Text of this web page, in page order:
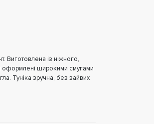
Виготовлена із ніжного,
оформлені широкими смугами
Туніка зручна, без зайвих